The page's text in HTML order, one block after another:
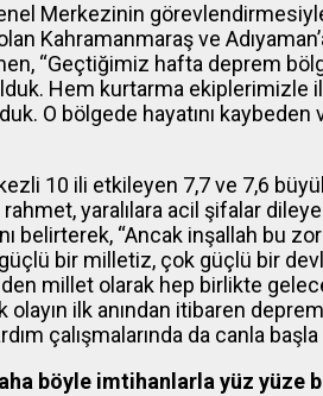
Merkezinin
Kahramanmaraş ve
“Geçtiğimiz hafta deprem
Hem kurtarma ekiplerimizle
O bölgede hayatını kaybeden
10 ili etkileyen 7,7 ve 7,6
rahmet, yaralılara acil şifalar
belirterek, “Ancak inşallah bu
bir milletiz, çok güçlü bir
millet olarak hep birlikte
ilk anından itibaren
çalışmalarında da canla
böyle imtihanlarla yüz yüze